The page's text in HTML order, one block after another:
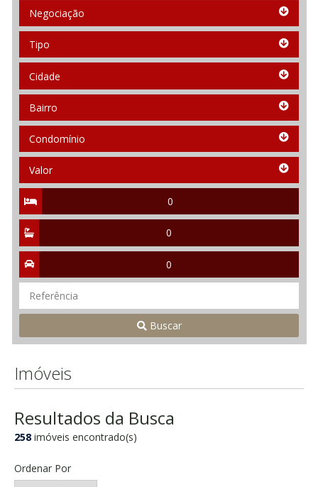
Negociação
Tipo
Cidade
Bairro
Condomínio
Valor
Valor
Quartos
Suítes
Vagas
Buscar
Imóveis
Resultados da Busca
258 imóveis encontrado(s)
Ordenar Por